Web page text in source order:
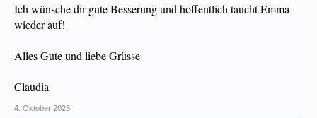
Ich wünsche dir gute Besserung und hoffentlich taucht Emma
wieder auf!
Alles Gute und liebe Grüsse
Claudia
4. Oktober 2025